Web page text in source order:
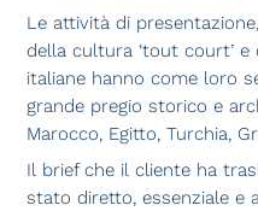
Le attività di
della cultura ‘tout court’
italiane hanno come loro
grande pregio storico e
Marocco, Egitto, Turchia,
Il brief che il cliente ha
stato diretto, essenziale e